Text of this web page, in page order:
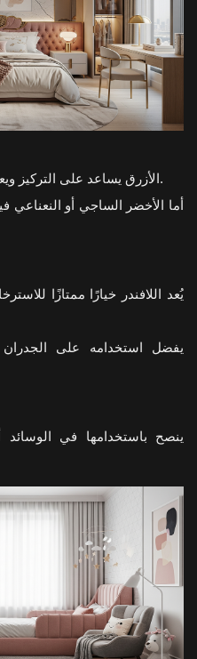
الأزرق يساعد على التركيز ويعتبر من أفضل الألوان للنوم والهدوء.
أما الأخضر الساجي أو النعناعي
يُعد اللافندر خيارًا ممتازًا
يفضل استخدامه على
ينصح باستخدامها في